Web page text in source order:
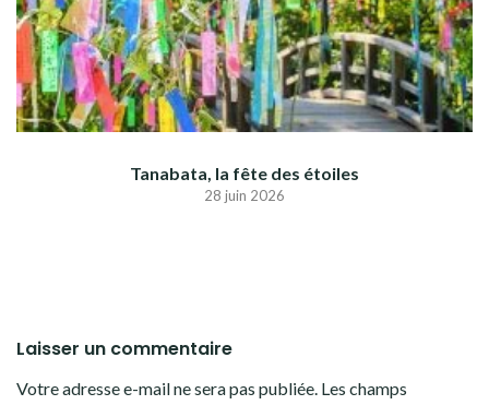
Tanabata, la fête des étoiles
28 juin 2026
Laisser un commentaire
Votre adresse e-mail ne sera pas publiée. Les champs